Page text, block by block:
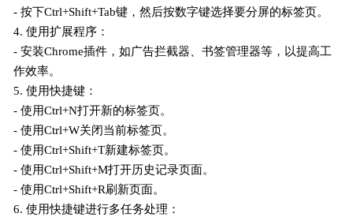
- 按下Ctrl+Shift+Tab键，然后按数字键选择要分屏的标签页。
4. 使用扩展程序：
- 安装Chrome插件，如广告拦截器、书签管理器等，以提高工
作效率。
5. 使用快捷键：
- 使用Ctrl+N打开新的标签页。
- 使用Ctrl+W关闭当前标签页。
- 使用Ctrl+Shift+T新建标签页。
- 使用Ctrl+Shift+M打开历史记录页面。
- 使用Ctrl+Shift+R刷新页面。
6. 使用快捷键进行多任务处理：